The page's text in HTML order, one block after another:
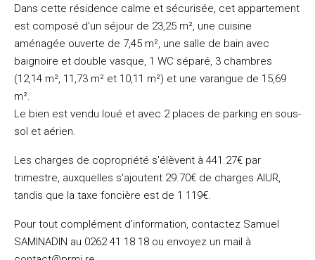
Dans cette résidence calme et sécurisée, cet appartement
est composé d'un séjour de 23,25 m², une cuisine
aménagée ouverte de 7,45 m², une salle de bain avec
baignoire et double vasque, 1 WC séparé, 3 chambres
(12,14 m², 11,73 m² et 10,11 m²) et une varangue de 15,69
m².
Le bien est vendu loué et avec 2 places de parking en sous-
sol et aérien.
Les charges de copropriété s'élèvent à 441.27€ par
trimestre, auxquelles s'ajoutent 29.70€ de charges AlUR,
tandis que la taxe foncière est de 1 119€.
Pour tout complément d'information, contactez Samuel
SAMINADIN au 0262 41 18 18 ou envoyez un mail à